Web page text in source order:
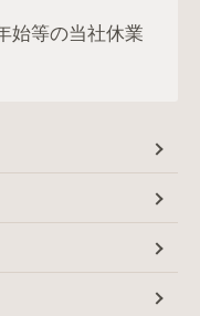
始等の当社休業